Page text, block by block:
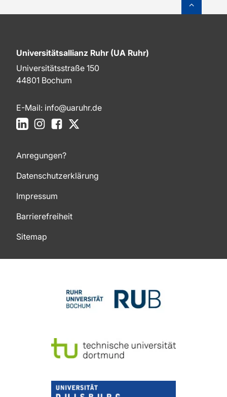
Universitätsallianz Ruhr (UA Ruhr)
Universitätsstraße 150
44801 Bochum
E-Mail: info@uaruhr.de
LinkedInInstagramFacebook
Anregungen?
Datenschutzerklärung
Impressum
Barrierefreiheit
Sitemap